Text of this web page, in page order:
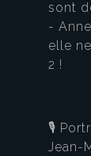
sont
-
elle
2 !
🎙️
Jean-